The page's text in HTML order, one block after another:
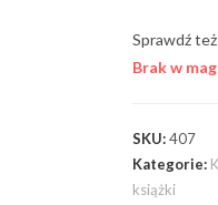
Sprawdź
Brak w
SKU:407
Kategorie:
książki